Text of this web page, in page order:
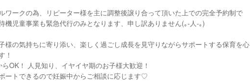
ワークの為、リピーター様を主に調整後譲り合って頂いた上での完全予約制で
機児童事業も緊急代行のみとなります、申し訳ありません(｡-人-｡)
様の気持ちに寄り添い、楽しく過ごし成長を見守りながらサポートする保育を心
！
OK！ 人見知り、イヤイヤ期のお子様大歓迎！
ートできるので妊娠中からご相談に応じます♡